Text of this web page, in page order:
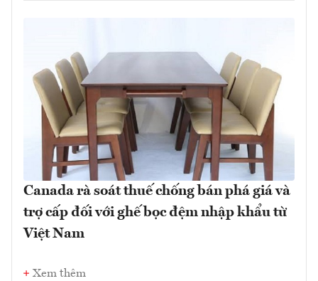
Canada rà soát thuế chống bán phá giá và
trợ cấp đối với ghế bọc đệm nhập khẩu từ
Việt Nam
Xem thêm